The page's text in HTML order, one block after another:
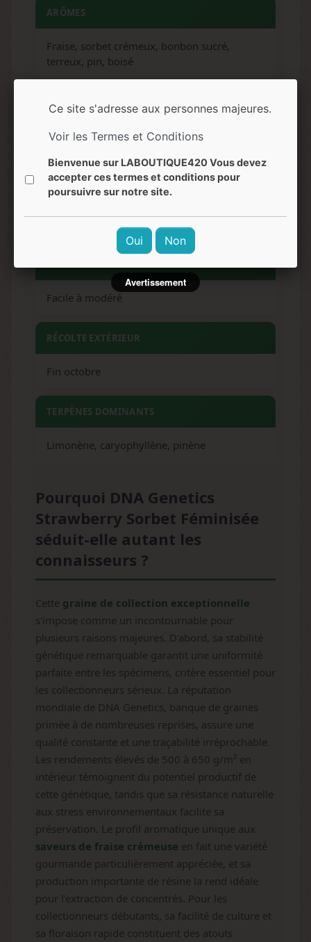
ARÔMES
Fraise, sorbet crémeux, bonbon sucré,
terreux, pin, boisé
SAVEURS
Fraise sucrée, crème, citrus, herbes, fruité
EFFETS
apaisement corporel
Facile à modéré
RÉCOLTE EXTÉRIEUR
Fin octobre
TERPÈNES DOMINANTS
Limonène, caryophyllène, pinène
Pourquoi DNA Genetics
Strawberry Sorbet Féminisée
séduit-elle autant les
connaisseurs ?
Cette graine de collection exceptionnelle
s'impose comme un incontournable pour
plusieurs raisons majeures. D'abord, sa stabilité
génétique remarquable garantit une uniformité
parfaite entre les spécimens, critère essentiel pour
les collectionneurs sérieux. La réputation
mondiale de DNA Genetics, banque de graines
primée à de nombreuses reprises, assure une
qualité constante et une traçabilité irréprochable.
Les rendements élevés de 500 à 650 g/m² en
intérieur témoignent du potentiel productif de
cette génétique, tandis que sa résistance naturelle
aux stress environnementaux facilite sa
préservation. Le profil aromatique unique aux
saveurs de fraise crémeuse en fait une variété
gourmande particulièrement appréciée, et sa
production importante de résine la rend idéale
pour l'extraction de concentrés. Pour les
collectionneurs débutants, sa facilité de culture et
sa floraison rapide constituent des atouts
Ce site s'adresse aux personnes majeures.
Voir les Termes et Conditions
Bienvenue sur LABOUTIQUE420 Vous devez
accepter ces termes et conditions pour
poursuivre sur notre site.
Oui Non
Avertissement